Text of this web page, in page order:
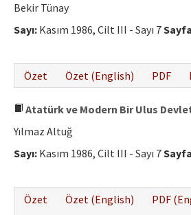
Bekir Tünay
Sayı: Kasım 1986, Cilt III - Sayı 7
Özet
Özet (English) PDF
Atatürk ve Modern Bir Ulus
Yılmaz Altuğ
Sayı: Kasım 1986, Cilt III - Sayı 7
Özet
Özet (English)
PDF